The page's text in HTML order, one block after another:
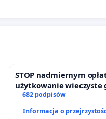
STOP nadmiernym
użytkowanie
zajmowanych przez
działkowe.
682 podpisów
Informacja o